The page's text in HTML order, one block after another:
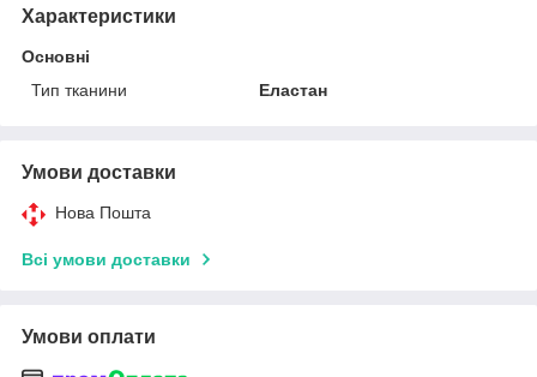
Характеристики
Основні
Тип тканини
Еластан
Умови доставки
Нова Пошта
Всі умови доставки
Умови оплати